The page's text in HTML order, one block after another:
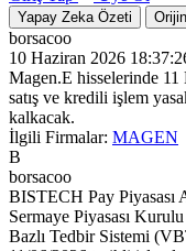
Yapay Zeka Özeti
borsacoo
10 Haziran 2026
Magen.E hisselerinde 11
satış ve kredili işlem
kalkacak.
İlgili Firmalar: MAGEN
B
borsacoo
BISTECH Pay Piyasası
Sermaye Piyasası
Bazlı Tedbir Sistemi